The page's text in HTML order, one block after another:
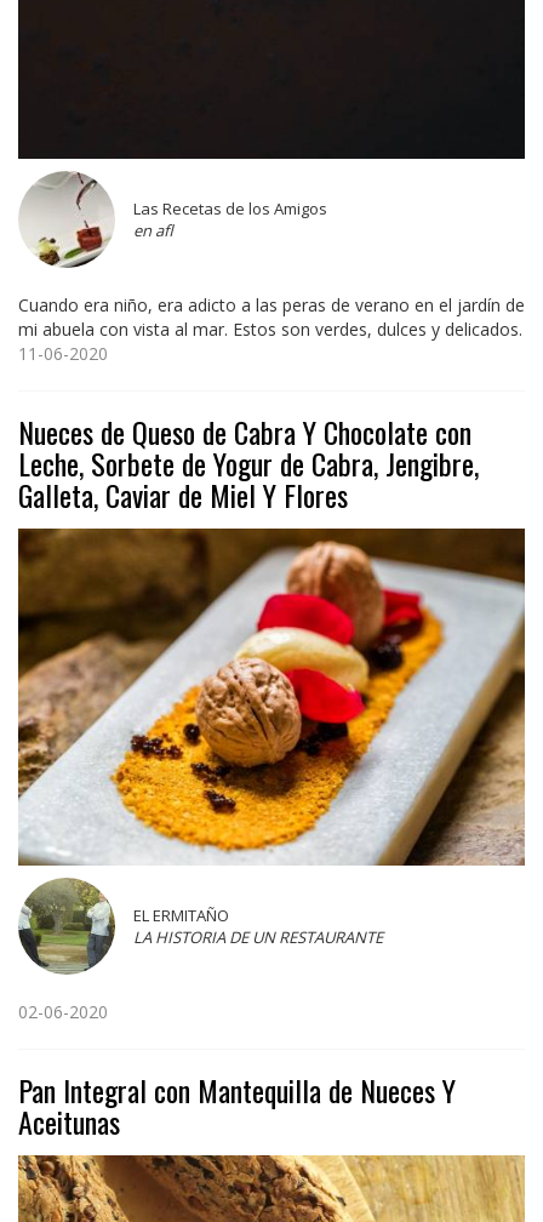
Las Recetas de los Amigos
en afl
Cuando era niño, era adicto a las peras de verano en el jardín de
mi abuela con vista al mar. Estos son verdes, dulces y delicados.
11-06-2020
Nueces de Queso de Cabra Y Chocolate con
Leche, Sorbete de Yogur de Cabra, Jengibre,
Galleta, Caviar de Miel Y Flores
EL ERMITAÑO
LA HISTORIA DE UN RESTAURANTE
02-06-2020
Pan Integral con Mantequilla de Nueces Y
Aceitunas